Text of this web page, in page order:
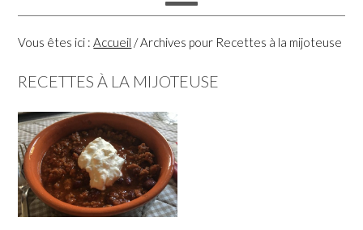
Vous êtes ici :Accueil /Archives pour Recettes à la mijoteuse
RECETTES À LA MIJOTEUSE